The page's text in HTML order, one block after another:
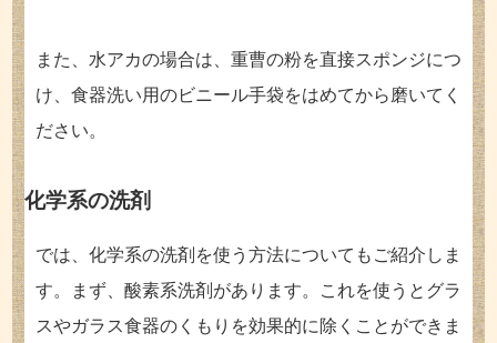
また、水アカの場合は、重曹の粉を直接スポンジにつ
け、食器洗い用のビニール手袋をはめてから磨いてく
ださい。
化学系の洗剤
では、化学系の洗剤を使う方法についてもご紹介しま
す。まず、酸素系洗剤があります。これを使うとグラ
スやガラス食器のくもりを効果的に除くことができま